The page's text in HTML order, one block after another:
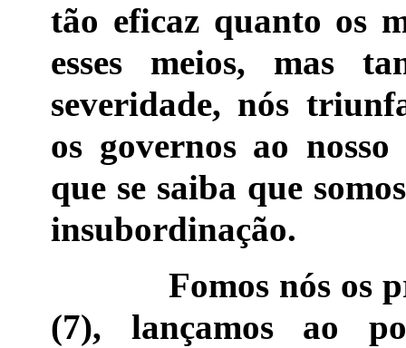
tão eficaz quanto os
esses meios, mas
severidade, nós
os governos ao
que se saiba que
insubordinação.
Fomos nós os
(7), lançamos ao